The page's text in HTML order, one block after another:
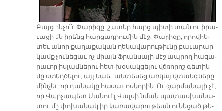
Բայց ին­չո՞ւ Փա­րի­զը. շա­տեր հարց պի­տի տան ու ի­րա­
ւա­ցի են ի­րենց հար­ցադ­րու­մին մէջ: Փա­րի­զը, ո­րով­հե­
տեւ ա­նոր քա­ղա­քա­կան ղե­կա­վա­րու­թիւ­նը բա­ւա­րար
կամք չու­նե­ցաւ ոչ միայն Ֆրան­սա­յի մէջ ապ­րող հա­զա­
րա­ւոր իս­լամ­նե­րու հետ խօ­սա­կցե­լու վճռո­րոշ գե­տին
մը ստեղ­ծե­լու, այլ նաեւ ան­տե­սեց առ­կայ վտանգ­նե­րը
մին­չեւ, որ դա­նա­կը հա­սաւ ոս­կո­րին: Ու զար­մա­նա­լի չէ,
որ Վար­չա­պետ Մա­նուէլ Վալ­սի նման պա­տաս­խա­նա­
տու մը փո­խա­նակ իր կա­ռա­վա­րու­թեան ու­նե­ցած թե­